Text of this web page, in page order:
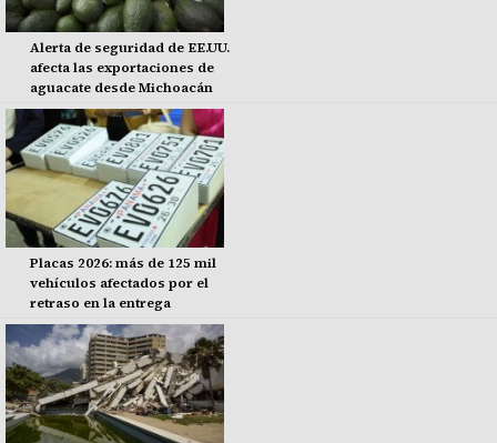
Alerta de seguridad de EE.UU.
afecta las exportaciones de
aguacate desde Michoacán
Placas 2026: más de 125 mil
vehículos afectados por el
retraso en la entrega